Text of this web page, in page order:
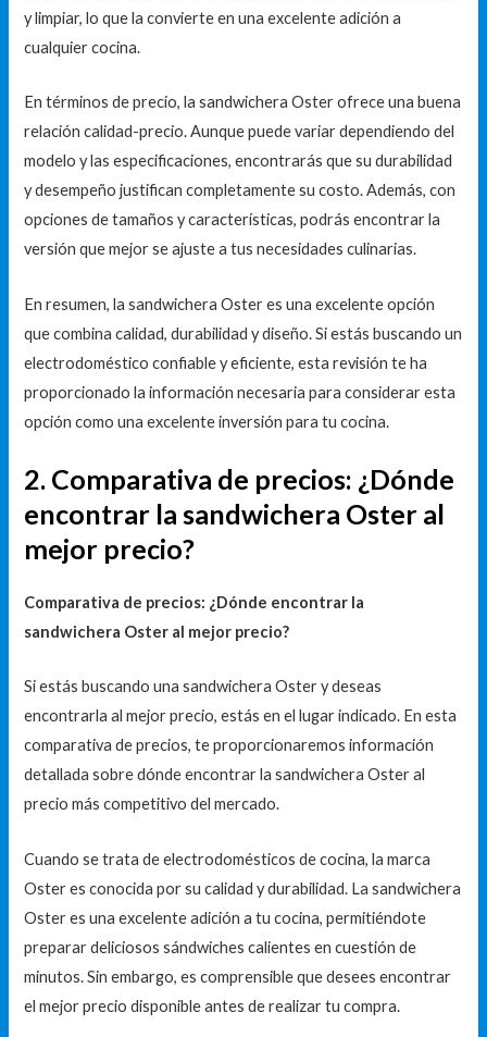
y limpiar, lo que la convierte en una excelente adición a
cualquier cocina.
En términos de precio, la sandwichera Oster ofrece una buena
relación calidad-precio. Aunque puede variar dependiendo del
modelo y las especificaciones, encontrarás que su durabilidad
y desempeño justifican completamente su costo. Además, con
opciones de tamaños y características, podrás encontrar la
versión que mejor se ajuste a tus necesidades culinarias.
En resumen, la sandwichera Oster es una excelente opción
que combina calidad, durabilidad y diseño. Si estás buscando un
electrodoméstico confiable y eficiente, esta revisión te ha
proporcionado la información necesaria para considerar esta
opción como una excelente inversión para tu cocina.
2. Comparativa de precios: ¿Dónde
encontrar la sandwichera Oster al
mejor precio?
Comparativa de precios: ¿Dónde encontrar la
sandwichera Oster al mejor precio?
Si estás buscando una sandwichera Oster y deseas
encontrarla al mejor precio, estás en el lugar indicado. En esta
comparativa de precios, te proporcionaremos información
detallada sobre dónde encontrar la sandwichera Oster al
precio más competitivo del mercado.
Cuando se trata de electrodomésticos de cocina, la marca
Oster es conocida por su calidad y durabilidad. La sandwichera
Oster es una excelente adición a tu cocina, permitiéndote
preparar deliciosos sándwiches calientes en cuestión de
minutos. Sin embargo, es comprensible que desees encontrar
el mejor precio disponible antes de realizar tu compra.